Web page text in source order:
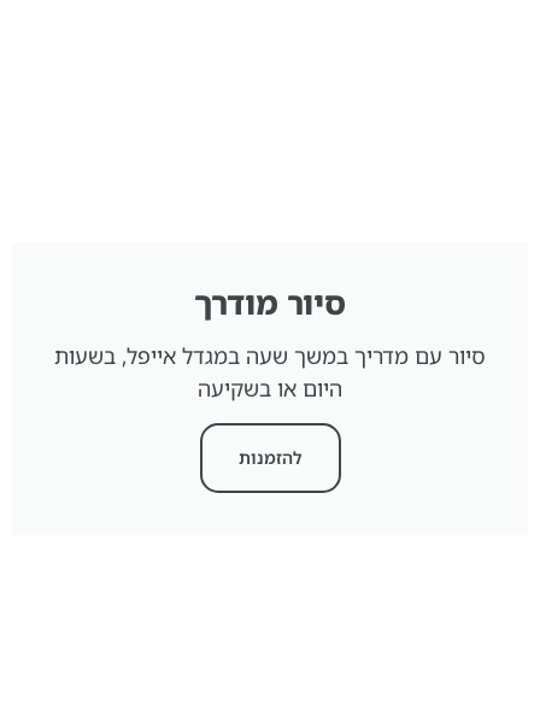
סיור מודרך
סיור עם מדריך במשך שעה במגדל אייפל, בשעות
היום או בשקיעה
להזמנות